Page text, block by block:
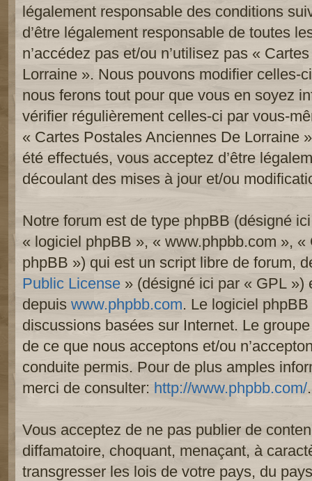
légalement responsable des conditions
d’être légalement responsable de toutes
n’accédez pas et/ou n’utilisez pas «
Lorraine ». Nous pouvons modifier celles-
nous ferons tout pour que vous en soyez
vérifier régulièrement celles-ci par vous-
« Cartes Postales Anciennes De Lorraine
été effectués, vous acceptez d’être
découlant des mises à jour et/ou
Notre forum est de type phpBB (désigné
« logiciel phpBB », « www.phpbb.com »,
phpBB ») qui est un script libre de forum,
Public License » (désigné ici par « GPL »)
depuis www.phpbb.com. Le logiciel
discussions basées sur Internet. Le
de ce que nous acceptons et/ou
conduite permis. Pour de plus amples
merci de consulter: http://www.phpbb.com/.
Vous acceptez de ne pas publier de
diffamatoire, choquant, menaçant, à
transgresser les lois de votre pays, du